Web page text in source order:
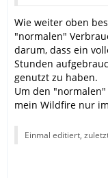
Wie weiter oben
"normalen"
darum, dass ein
Stunden
genutzt zu haben.
Um den
mein Wildfire nur
Einmal editiert,